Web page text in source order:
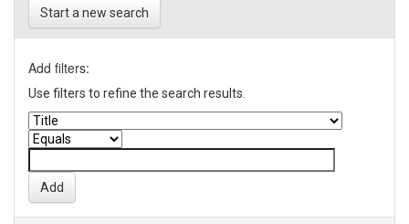
Start a new search
Add filters:
Use filters to refine the search results.